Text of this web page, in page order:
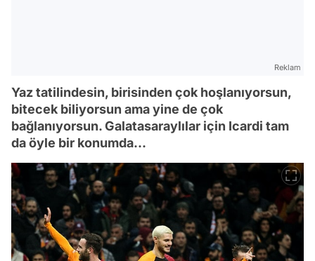
Reklam
Yaz tatilindesin, birisinden çok hoşlanıyorsun,
bitecek biliyorsun ama yine de çok
bağlanıyorsun. Galatasaraylılar için Icardi tam
da öyle bir konumda...